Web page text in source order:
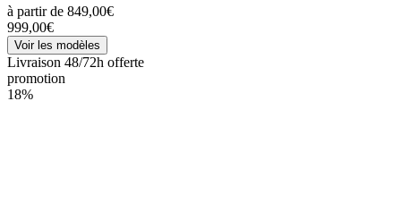
à partir de 849,00€
999,00€
Voir les modèles
Livraison 48/72h offerte
promotion
18%